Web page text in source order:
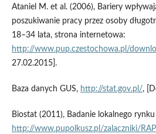
Ataniel M. et al. (2006), Bariery
poszukiwanie pracy przez osoby
18–34 lata, strona internetowa:
http://www.pup.czestochowa.pl/
27.02.2015].
Baza danych GUS, http://stat.gov.pl/,
Biostat (2011), Badanie lokalnego
http://www.pupolkusz.pl/zalaczniki/